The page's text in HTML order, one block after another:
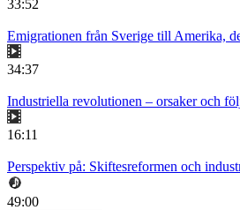
33:52
Emigrationen från Sverige till Amerika,
34:37
Industriella revolutionen – orsaker och
16:11
Perspektiv på: Skiftesreformen och
49:00